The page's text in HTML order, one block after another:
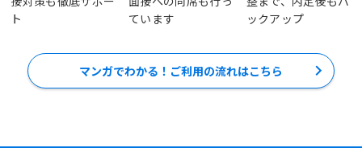
ト
ています
ックアップ
マンガでわかる！ご利用の流れはこちら